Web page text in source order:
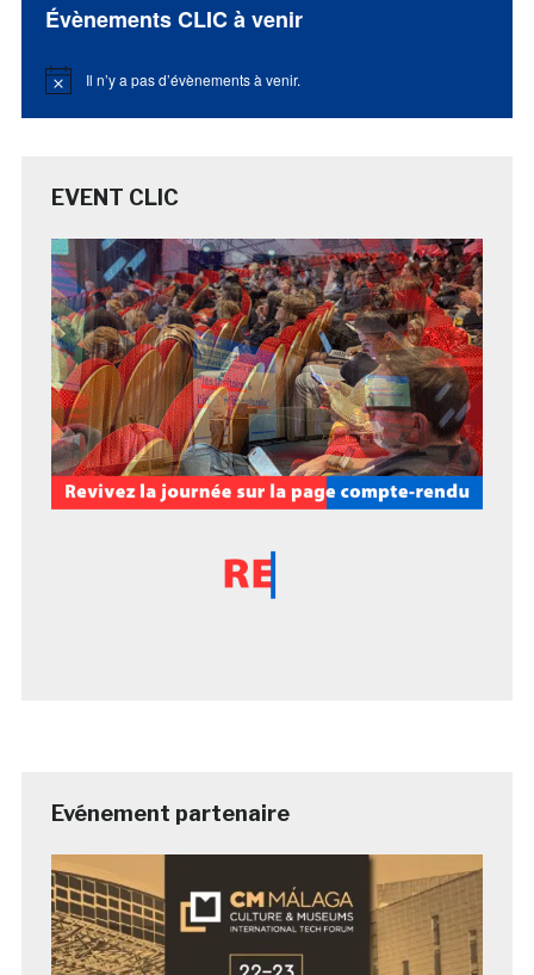
Évènements CLIC à venir
Notice Il n’y a pas d’évènements à venir.
EVENT CLIC
Evénement partenaire